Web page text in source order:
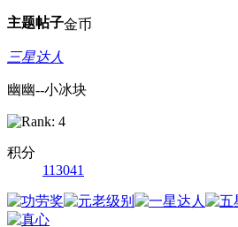
主题帖子金币
三星达人
幽幽--小冰块
积分
113041